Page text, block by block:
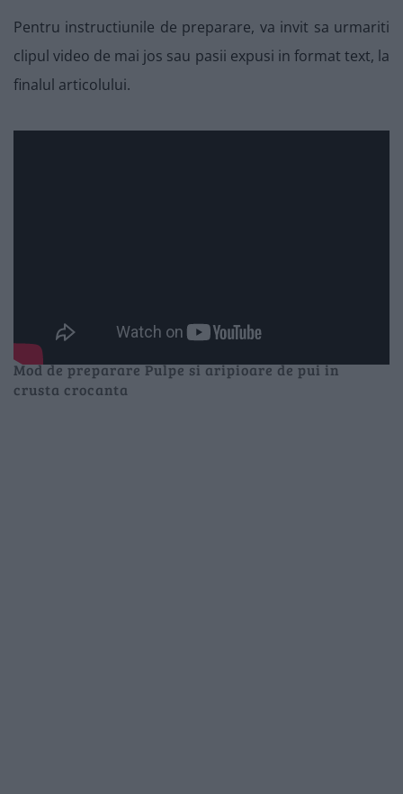
Pentru instructiunile de preparare, va invit sa urmariti
clipul video de mai jos sau pasii expusi in format text, la
finalul articolului.
Mod de preparare Pulpe si aripioare de pui in
crusta crocanta